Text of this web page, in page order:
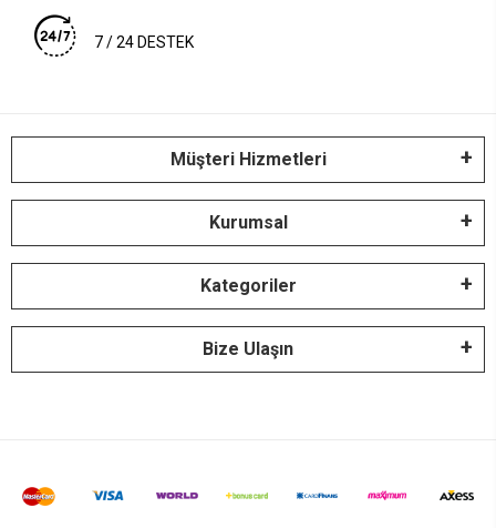
7 / 24 DESTEK
Müşteri Hizmetleri
Kurumsal
Kategoriler
Bize Ulaşın